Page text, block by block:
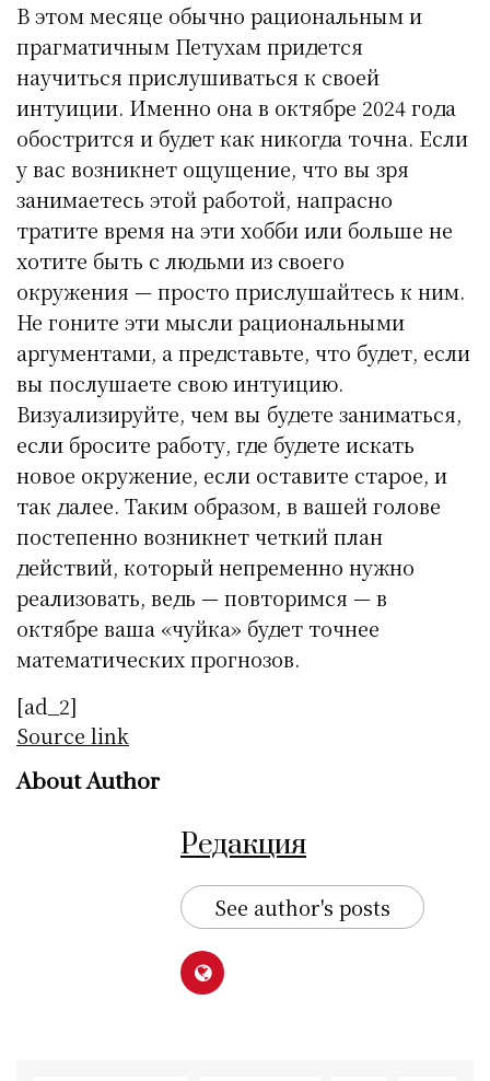
В этом месяце обычно рациональным и
прагматичным Петухам придется
научиться прислушиваться к своей
интуиции. Именно она в октябре 2024 года
обострится и будет как никогда точна. Если
у вас возникнет ощущение, что вы зря
занимаетесь этой работой, напрасно
тратите время на эти хобби или больше не
хотите быть с людьми из своего
окружения — просто прислушайтесь к ним.
Не гоните эти мысли рациональными
аргументами, а представьте, что будет, если
вы послушаете свою интуицию.
Визуализируйте, чем вы будете заниматься,
если бросите работу, где будете искать
новое окружение, если оставите старое, и
так далее. Таким образом, в вашей голове
постепенно возникнет четкий план
действий, который непременно нужно
реализовать, ведь — повторимся — в
октябре ваша «чуйка» будет точнее
математических прогнозов.
[ad_2]
Source link
About Author
Редакция
See author's posts